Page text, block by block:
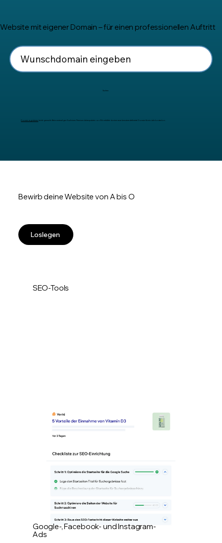
Website mit eigener Domain – für einen professionellen Auftritt
Suchen
Domain registrieren leicht gemacht: Beim erstmaligen Kauf eines Premium-Jahrespakets von Wix erhältst du eine neue benutzerdefinierte Domain für ein Jahr kostenlos.
Bewirb deine Website von A bis O
Loslegen
SEO-Tools
Google-, Facebook- und Instagram-
Ads